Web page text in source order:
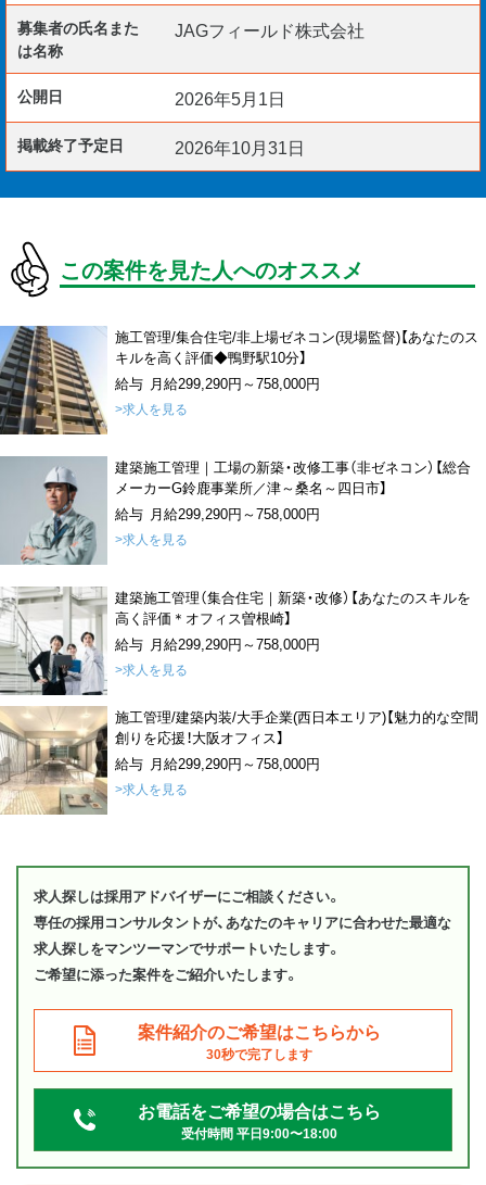
募集者の氏名また
は名称
JAGフィールド株式会社
公開日 2026年5月1日
掲載終了予定日 2026年10月31日
この案件を見た人へのオススメ
施工管理/集合住宅/非上場ゼネコン(現場監督)【あなたのス
キルを高く評価◆鴨野駅10分】
給与 月給299,290円～758,000円
>求人を見る
建築施工管理｜工場の新築・改修工事（非ゼネコン）【総合
メーカーG鈴鹿事業所／津～桑名～四日市】
給与 月給299,290円～758,000円
>求人を見る
建築施工管理（集合住宅｜新築・改修）【あなたのスキルを
高く評価＊オフィス曽根崎】
給与 月給299,290円～758,000円
>求人を見る
施工管理/建築内装/大手企業(西日本エリア)【魅力的な空間
創りを応援！大阪オフィス】
給与 月給299,290円～758,000円
>求人を見る
求人探しは採用アドバイザーにご相談ください。
専任の採用コンサルタントが、あなたのキャリアに合わせた最適な
求人探しをマンツーマンでサポートいたします。
ご希望に添った案件をご紹介いたします。
案件紹介のご希望はこちらから
30秒で完了します
お電話をご希望の場合はこちら
受付時間 平日9:00〜18:00